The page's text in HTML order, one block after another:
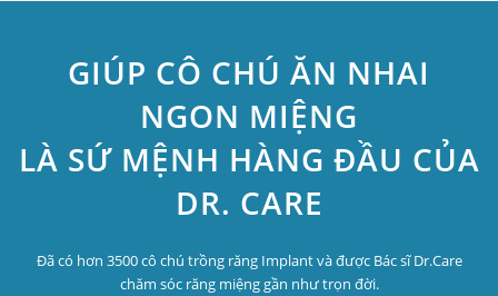
GIÚP CÔ CHÚ ĂN NHAI
NGON MIỆNG
LÀ SỨ MỆNH HÀNG ĐẦU CỦA
DR. CARE
Đã có hơn 3500 cô chú trồng răng Implant và được Bác sĩ Dr.Care
chăm sóc răng miệng gần như trọn đời.